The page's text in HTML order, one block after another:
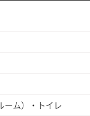
ーム）・トイレ